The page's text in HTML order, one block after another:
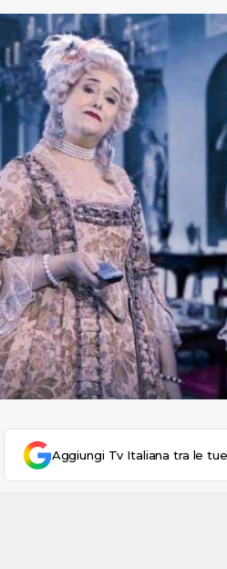
Aggiungi Tv Italiana tra le